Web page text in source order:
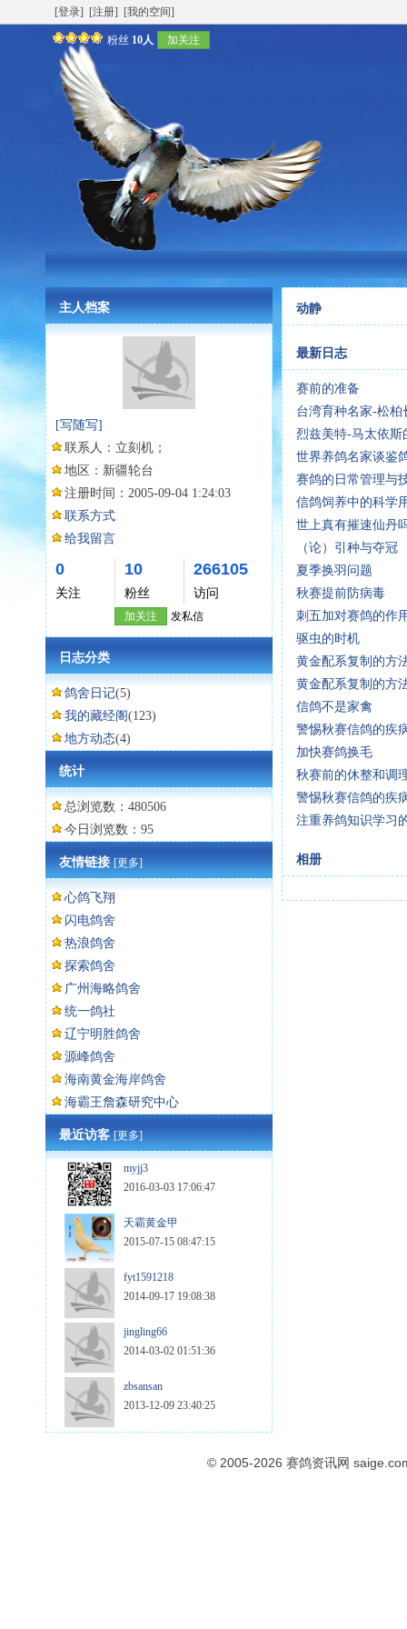
[登录] [注册] [我的空间]
粉丝 10人 加关注
主人档案
[写随写]
联系人： 立刻机；
地区： 新疆轮台
注册时间： 2005-09-04 1:24:03
联系方式
给我留言
0
关注
10
粉丝
266105
访问
加关注 发私信
日志分类
鸽舍日记(5)
我的藏经阁(123)
地方动态(4)
统计
总浏览数：480506
今日浏览数：95
友情链接[更多]
心鸽飞翔
闪电鸽舍
热浪鸽舍
探索鸽舍
广州海略鸽舍
统一鸽社
辽宁明胜鸽舍
源峰鸽舍
海南黄金海岸鸽舍
海霸王詹森研究中心
最近访客[更多]
myjj3
2016-03-03 17:06:47
天霸黄金甲
2015-07-15 08:47:15
fyt1591218
2014-09-17 19:08:38
jingling66
2014-03-02 01:51:36
zbsansan
2013-12-09 23:40:25
动静
最新日志
赛前的准备
台湾育种名家-松
烈兹美特-马太依斯
世界养鸽名家谈鉴
赛鸽的日常管理与
信鸽饲养中的科学
世上真有摧速仙丹
（论）引种与夺冠
夏季换羽问题
秋赛提前防病毒
刺五加对赛鸽的作
驱虫的时机
黄金配系复制的方
黄金配系复制的方
信鸽不是家禽
警惕秋赛信鸽的疾
加快赛鸽换毛
秋赛前的休整和调
警惕秋赛信鸽的疾
注重养鸽知识学习
相册
© 2005-2026 赛鸽资讯网